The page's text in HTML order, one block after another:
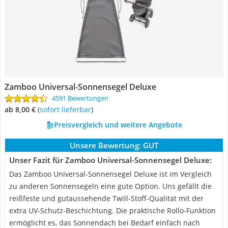
Zamboo Universal-Sonnensegel Deluxe
4591 Bewertungen
ab 8,00 € ( Sofort lieferbar)
Preisvergleich und weitere Angebote
Unsere Bewertung: GUT
Unser Fazit für Zamboo Universal-Sonnensegel Deluxe:
Das Zamboo Universal-Sonnensegel Deluxe ist im Vergleich
zu anderen Sonnensegeln eine gute Option. Uns gefällt die
reißfeste und gutaussehende Twill-Stoff-Qualität mit der
extra UV-Schutz-Beschichtung. Die praktische Rollo-Funktion
ermöglicht es, das Sonnendach bei Bedarf einfach nach